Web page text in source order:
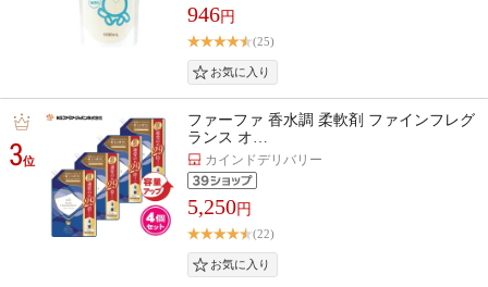
946円
(25)
3位
ファーファ 香水調 柔軟剤 ファインフレグ
ランス オ…
カインドデリバリー
5,250円
(22)